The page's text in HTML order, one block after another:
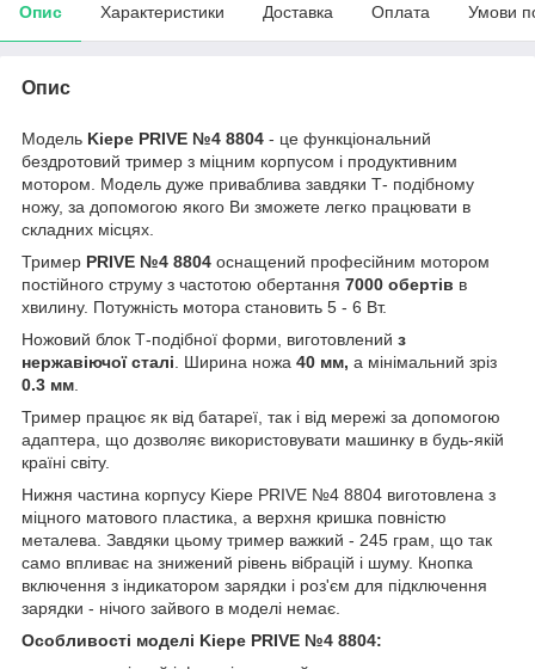
Опис Характеристики Доставка Оплата Умови
Опис
Модель Kiepe PRIVE №4 8804 - це функціональний
бездротовий тример з міцним корпусом і продуктивним
мотором. Модель дуже приваблива завдяки Т- подібному
ножу, за допомогою якого Ви зможете легко працювати в
складних місцях.
Тример PRIVE №4 8804 оснащений професійним мотором
постійного струму з частотою обертання 7000 обертів в
хвилину. Потужність мотора становить 5 - 6 Вт.
Ножовий блок Т-подібної форми, виготовлений з
нержавіючої сталі . Ширина ножа 40 мм, а мінімальний зріз
0.3 мм
Тример працює як від батареї, так і від мережі за допомогою
адаптера, що дозволяє використовувати машинку в будь-якій
країні світу.
Нижня частина корпусу Kiepe PRIVE №4 8804 виготовлена з
міцного матового пластика, а верхня кришка повністю
металева. Завдяки цьому тример важкий - 245 грам, що так
само впливає на знижений рівень вібрацій і шуму. Кнопка
включення з індикатором зарядки і роз'єм для підключення
зарядки - нічого зайвого в моделі немає.
Особливості моделі Kiepe PRIVE №4 8804: